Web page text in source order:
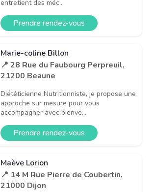
entretient des méc...
Prendre rendez-vous
Marie-coline Billon
📍 28 Rue du Faubourg Perpreuil,
21200 Beaune
Diététicienne Nutritionniste, je propose une
approche sur mesure pour vous
accompagner avec bienve...
Prendre rendez-vous
Maève Lorion
📍 14 M Rue Pierre de Coubertin,
21000 Dijon